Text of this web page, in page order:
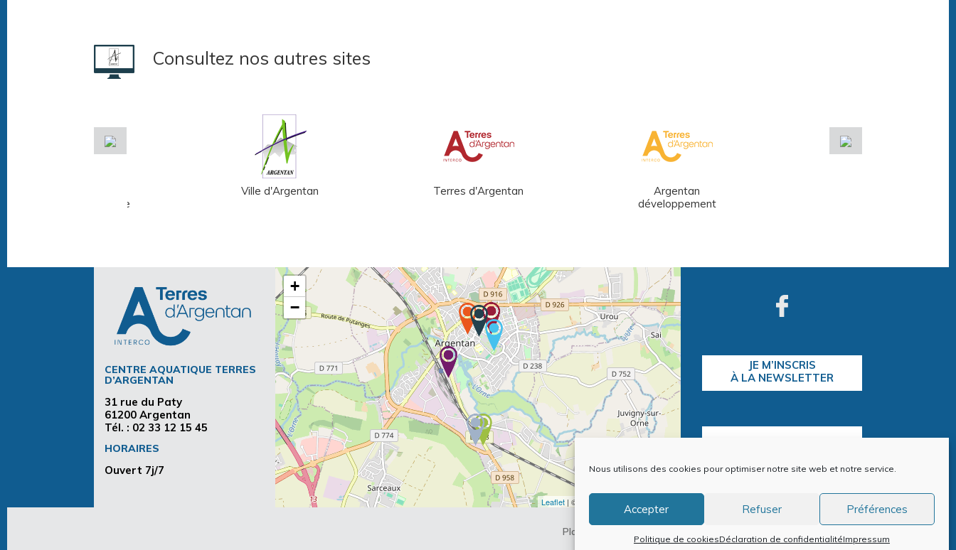
Nous utilisons des cookies pour optimiser notre site web et notre service.
Accepter Refuser Préférences
Politique de cookiesDéclaration de confidentialitéImpressum
Consultez nos autres sites
Léger - André Mare
Ville d'Argentan Terres d'Argentan
Argentan
développement
CENTRE AQUATIQUE TERRES
D’ARGENTAN
31 rue du Paty
61200 Argentan
Tél. : 02 33 12 15 45
HORAIRES
Ouvert 7j/7
+
−
Leaflet| ©
JE M’INSCRIS
À LA NEWSLETTER
Plan du site